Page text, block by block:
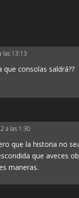
las 13:13
consolas saldrá??
a las 1:30
que la historia no
que aveces
maneras.